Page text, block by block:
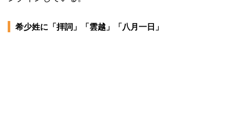
希少姓に「拝詞」「雲越」「八月一日」